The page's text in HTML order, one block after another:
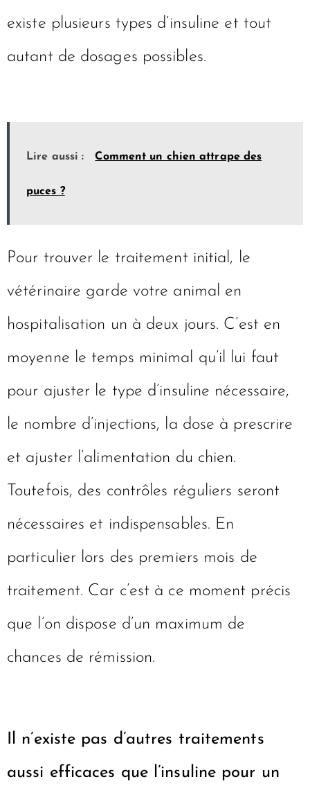
existe plusieurs types d’insuline et tout
autant de dosages possibles.
Lire aussi : Comment un chien attrape des
puces ?
Pour trouver le traitement initial, le
vétérinaire garde votre animal en
hospitalisation un à deux jours. C’est en
moyenne le temps minimal qu’il lui faut
pour ajuster le type d’insuline nécessaire,
le nombre d’injections, la dose à prescrire
et ajuster l’alimentation du chien.
Toutefois, des contrôles réguliers seront
nécessaires et indispensables. En
particulier lors des premiers mois de
traitement. Car c’est à ce moment précis
que l’on dispose d’un maximum de
chances de rémission.
Il n’existe pas d’autres traitements
aussi efficaces que l’insuline pour un